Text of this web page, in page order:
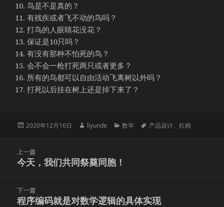
鸟是不是真的？
有残疾或者飞不动的鸟吗？
打鸟的人眼睛花没花？
保证是10只吗？
有没有那种不怕死的鸟？
会不会一枪打死两只或者更多？
所有的鸟都可以自由活动飞离树以外吗？
打死以后挂在树上还是掉下来了？
发
2020年12月16日
作
liyunde
分
数学
标
产品设计、杠精
上一篇
上
文
章：
今天，我们共同祭奠同胞！
下一篇
下
程序编码就是对数学逻辑的具体实现